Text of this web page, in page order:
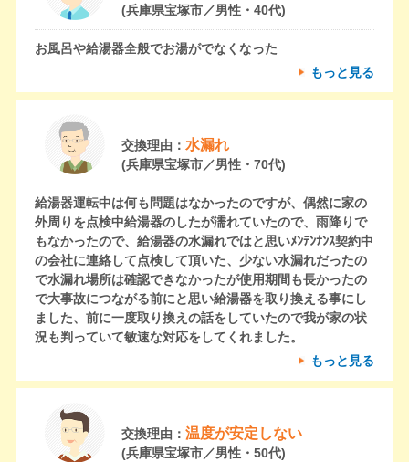
(兵庫県宝塚市／男性・40代)
お風呂や給湯器全般でお湯がでなくなった
もっと見る
交換理由： 水漏れ
(兵庫県宝塚市／男性・70代)
給湯器運転中は何も問題はなかったのですが、偶然に家の
外周りを点検中給湯器のしたが濡れていたので、雨降りで
もなかったので、給湯器の水漏れではと思いﾒﾝﾃﾝﾅﾝｽ契約中
の会社に連絡して点検して頂いた、少ない水漏れだったの
で水漏れ場所は確認できなかったが使用期間も長かったの
で大事故につながる前にと思い給湯器を取り換える事にし
ました、前に一度取り換えの話をしていたので我が家の状
況も判っていて敏速な対応をしてくれました。
もっと見る
交換理由： 温度が安定しない
(兵庫県宝塚市／男性・50代)